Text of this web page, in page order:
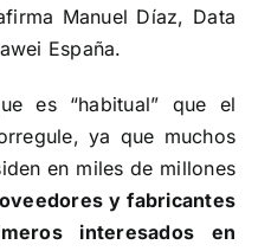
Manuel Díaz, Data
España.
es “habitual” que el
ya que muchos
en miles de millones
y fabricantes
interesados en